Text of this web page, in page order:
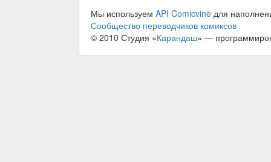
Мы используем API Comicvine для
Сообщество переводчиков комиксов
© 2010 Студия «Карандаш» —